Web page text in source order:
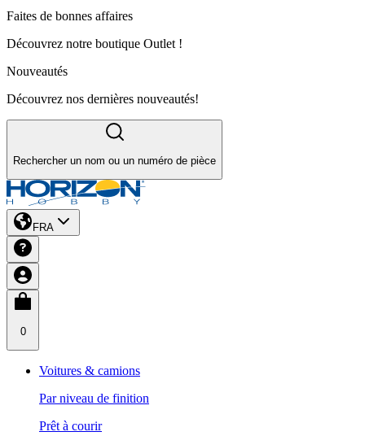
Faites de bonnes affaires
Découvrez notre boutique Outlet !
Nouveautés
Découvrez nos dernières nouveautés!
Rechercher un nom ou un numéro de pièce
FRA
0
Voitures & camions
Par niveau de finition
Prêt à courir